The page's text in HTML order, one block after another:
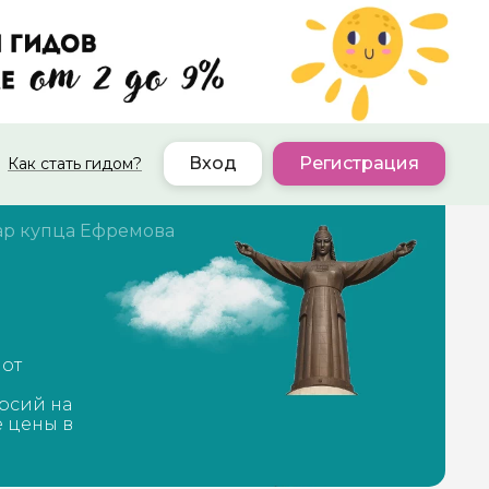
Как стать гидом? Вход Регистрация
купца Ефремова
на
цены в